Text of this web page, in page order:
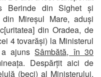
Berinde din Sighet și
Mireșul Mare, aduși
din Oradea, de
4 tovarăși) la Ministerul
a ajunsSâmbătă, în 30
Despărțit aici de
(beci) al Ministerului,